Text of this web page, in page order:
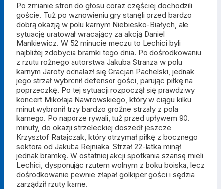
Po zmianie stron do głosu coraz częściej dochodzili
goście. Tuż po wznowieniu gry stanęli przed bardzo
dobrą okazją w polu karnym Niebiesko-Białych, ale
sytuację uratował wracający za akcją Daniel
Mankiewicz. W 52 minucie meczu to Lechici byli
najbliżej zdobycia bramki tego dnia. Po dośrodkowaniu
z rzutu rożnego autorstwa Jakuba Stranza w polu
karnym Jaroty odnalazł się Gracjan Pachelski, jednak
jego strzał wybronił defensor gości, parując piłkę na
poprzeczkę. Po tej sytuacji rozpoczął się prawdziwy
koncert Mikołaja Nawrowskiego, który w ciągu kilku
minut wybronił trzy bardzo groźne strzały z pola
karnego. Po naporze rywali, tuż przed upływem 90.
minuty, do okazji strzeleckiej doszedł jeszcze
Krzysztof Ratajczak, który otrzymał piłkę z bocznego
sektora od Jakuba Rejniaka. Strzał 22-latka minął
jednak bramkę. W ostatniej akcji spotkania szansę mieli
Lechici, dysponując rzutem wolnym z boku boiska, lecz
dośrodkowanie pewnie złapał golkiper gości i sędzia
zarządził rzuty karne.